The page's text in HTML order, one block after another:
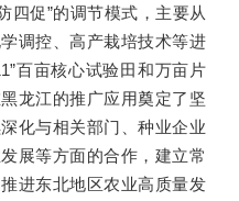
四促”的调节模式，主要从
调控、高产栽培技术等进
百亩核心试验田和万亩片
龙江的推广应用奠定了坚
化与相关部门、种业企业
展等方面的合作，建立常
进东北地区农业高质量发